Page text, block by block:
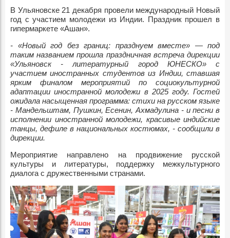
В Ульяновске 21 декабря провели международный Новый
год с участием молодежи из Индии. Праздник прошел в
гипермаркете «Ашан».
- «Новый год без границ: празднуем вместе» — под
таким названием прошла праздничная встреча дирекции
«Ульяновск - литературный город ЮНЕСКО» с
участием иностранных студентов из Индии, ставшая
ярким финалом мероприятий по социокультурной
адаптации иностранной молодежи в 2025 году. Гостей
ожидала насыщенная программа: стихи на русском языке
- Мандельштам, Пушкин, Есенин, Ахмадулина - и песни в
исполнении иностранной молодежи, красивые индийские
танцы, дефиле в национальных костюмах, - сообщили в
дирекции.
Мероприятие направлено на продвижение русской
культуры и литературы, поддержку межкультурного
диалога с дружественными странами.